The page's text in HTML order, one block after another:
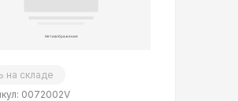
на складе
0072002V